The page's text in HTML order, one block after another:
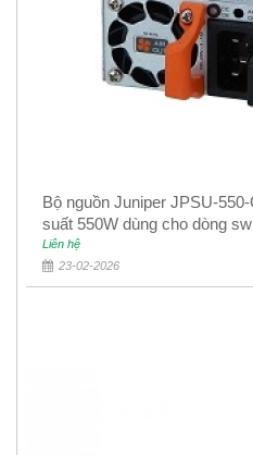
Bộ nguồn Juniper JPSU-
suất 550W dùng cho dòng
EX4400
Liên hệ
23-02-2026